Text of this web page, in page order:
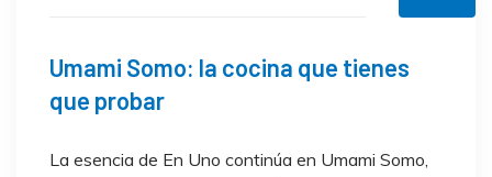
Umami Somo: la cocina que tienes
que probar
La esencia de En Uno continúa en Umami Somo,